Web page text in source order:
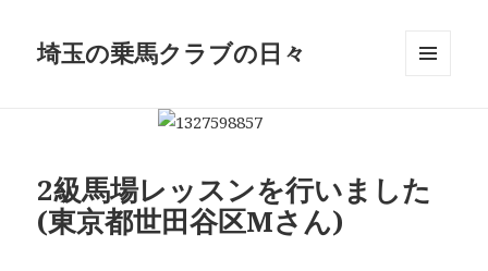
埼玉の乗馬クラブの日々
2級馬場レッスンを行いました
(東京都世田谷区Mさん)